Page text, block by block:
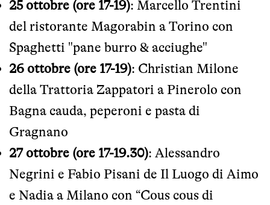
25 ottobre (ore 17-19): Marcello Trentini
del ristorante Magorabin a Torino con
Spaghetti "pane burro & acciughe"
26 ottobre (ore 17-19): Christian Milone
della Trattoria Zappatori a Pinerolo con
Bagna cauda, peperoni e pasta di
Gragnano
27 ottobre (ore 17-19.30): Alessandro
Negrini e Fabio Pisani de Il Luogo di Aimo
e Nadia a Milano con “Cous cous di